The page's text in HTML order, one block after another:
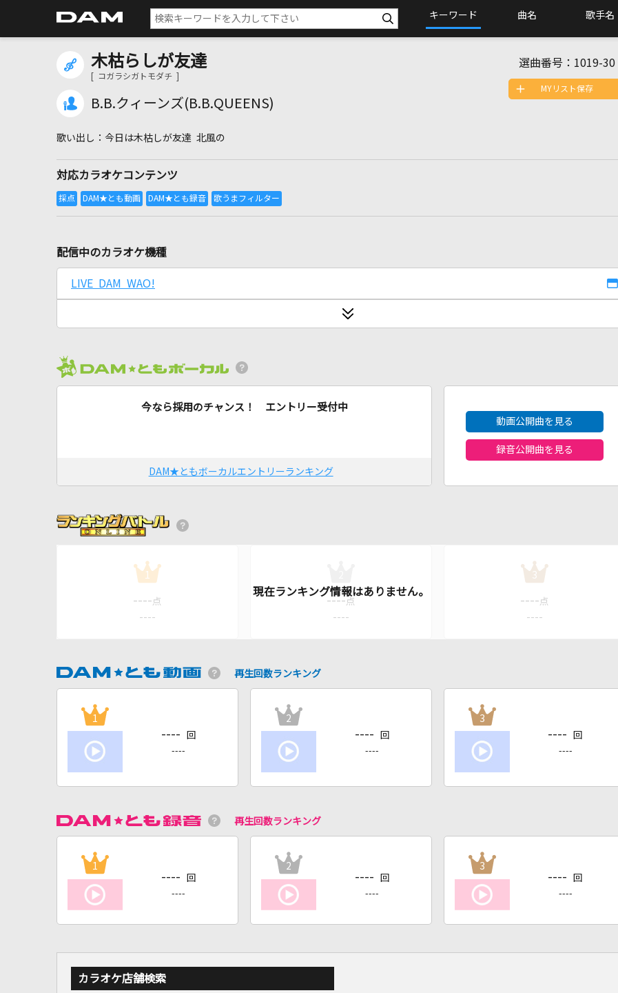
キーワード 曲名 歌手名
木枯らしが友達
[ コガラシガトモダチ ]
B.B.クィーンズ(B.B.QUEENS)
選曲番号： 1019-30
今日は木枯しが友達 北風の
対応カラオケコンテンツ
MYリスト保存
配信中のカラオケ機種
LIVE DAM WAO!
今なら採用のチャンス！ エントリー受付中
DAM★ともボーカルエントリーランキング
動画公開曲を見る
録音公開曲を見る
1
---- 点
----
---- 点
----
3
---- 点
----
再生回数ランキング
1
---- 回
----
2
---- 回
----
3
---- 回
----
再生回数ランキング
1
---- 回
----
2
---- 回
----
3
---- 回
----
カラオケ店舗検索